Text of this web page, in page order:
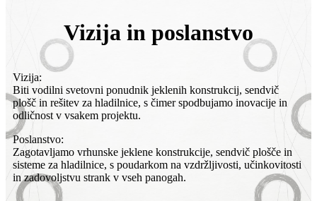
Vizija in poslanstvo
Vizija:
Biti vodilni svetovni ponudnik jeklenih konstrukcij, sendvič
plošč in rešitev za hladilnice, s čimer spodbujamo inovacije in
odličnost v vsakem projektu.
Poslanstvo:
Zagotavljamo vrhunske jeklene konstrukcije, sendvič plošče in
sisteme za hladilnice, s poudarkom na vzdržljivosti, učinkovitosti
in zadovoljstvu strank v vseh panogah.